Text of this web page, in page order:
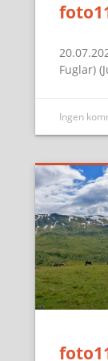
Fuglar)
Ingen